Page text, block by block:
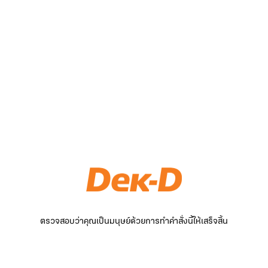
ตรวจสอบว่าคุณเป็นมนุษย์ด้วยการทำคำสั่งนี้ให้เสร็จสิ้น